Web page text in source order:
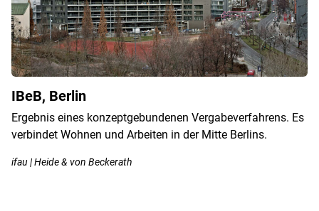
IBeB, Berlin
Ergebnis eines konzeptgebundenen Vergabeverfahrens. Es
verbindet Wohnen und Arbeiten in der Mitte Berlins.
ifau | Heide & von Beckerath